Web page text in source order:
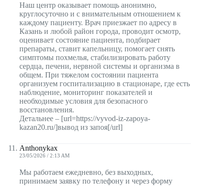
Наш центр оказывает помощь анонимно,
круглосуточно и с внимательным отношением к
каждому пациенту. Врач приезжает по адресу в
Казань и любой район города, проводит осмотр,
оценивает состояние пациента, подбирает
препараты, ставит капельницу, помогает снять
симптомы похмелья, стабилизировать работу
сердца, печени, нервной системы и организма в
общем. При тяжелом состоянии пациента
организуем госпитализацию в стационаре, где есть
наблюдение, мониторинг показателей и
необходимые условия для безопасного
восстановления.
Детальнее – [url=https://vyvod-iz-zapoya-
kazan20.ru/]вывод из запоя[/url]
Anthonykax
23/05/2026 / 2:13 AM
Мы работаем ежедневно, без выходных,
принимаем заявку по телефону и через форму